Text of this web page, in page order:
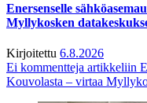
Enersenselle
Myllykosken
Kirjoitettu 6.8.2026
Ei kommentteja artikkeliin
Kouvolasta – virtaa